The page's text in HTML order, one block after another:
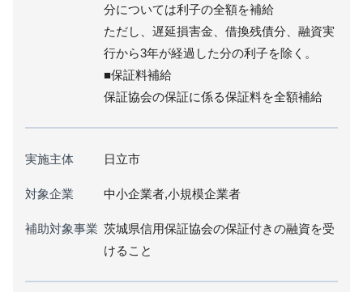
分については利子の全額を補給
ただし、遅延損害金、借換残債分、融資実
行から3年が経過した分の利子を除く。
■保証料補給
保証協会の保証に係る保証料を全額補給
実施主体 日立市
対象企業 中小企業者,小規模企業者
補助対象事業 茨城県信用保証協会の保証付きの融資を受
けること